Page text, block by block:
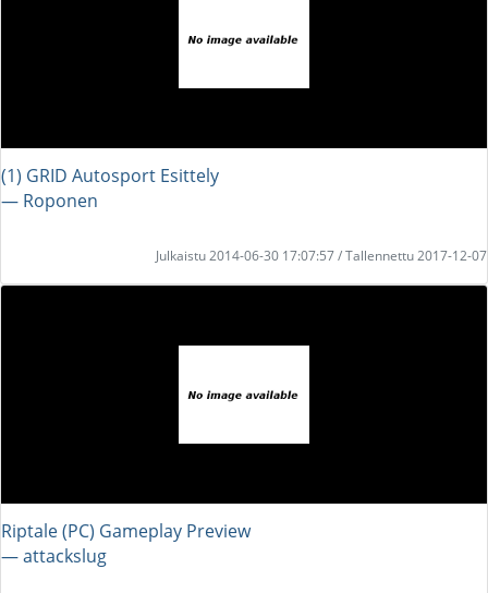
(1) GRID Autosport Esittely
― Roponen
Julkaistu 2014-06-30 17:07:57 / Tallennettu 2017-12-07
Riptale (PC) Gameplay Preview
― attackslug